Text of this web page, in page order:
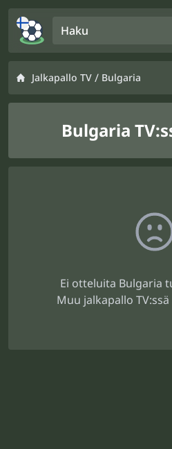
Jalkapallo TV / Bulgaria
Bulgaria
Ei otteluita Bulgaria
Muu jalkapallo TV:ssä